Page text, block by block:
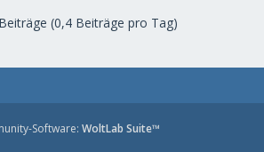
(0,4 Beiträge pro Tag)
Software: WoltLab Suite™